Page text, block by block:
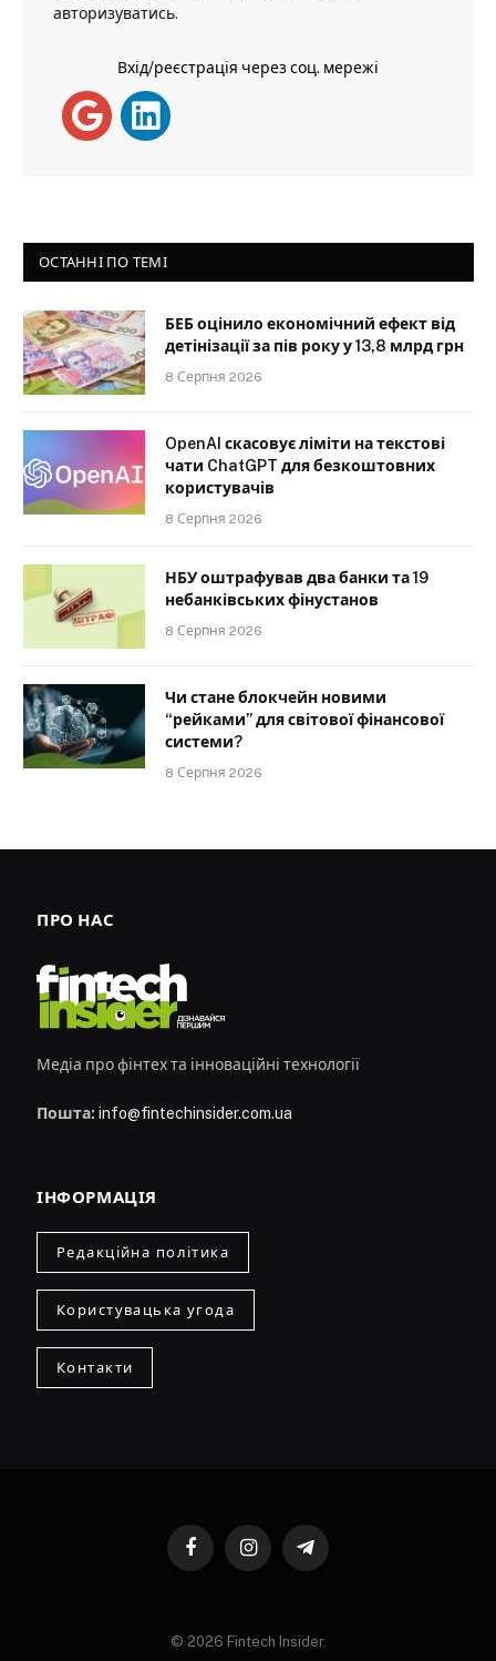
авторизуватись.
Вхід/реєстрація через соц. мережі
ОСТАННІ ПО ТЕМІ
БЕБ оцінило економічний ефект від
детінізації за пів року у 13,8 млрд грн
8 Серпня 2026
OpenAI скасовує ліміти на текстові
чати ChatGPT для безкоштовних
користувачів
8 Серпня 2026
НБУ оштрафував два банки та 19
небанківських фінустанов
8 Серпня 2026
Чи стане блокчейн новими
“рейками” для світової фінансової
системи?
8 Серпня 2026
ПРО НАС
Медіа про фінтех та інноваційні технології
Пошта: info@fintechinsider.com.ua
ІНФОРМАЦІЯ
Редакційна політика
Користувацька угода
Контакти
FacebookInstagramTelegram
© 2026 Fintech Insider.